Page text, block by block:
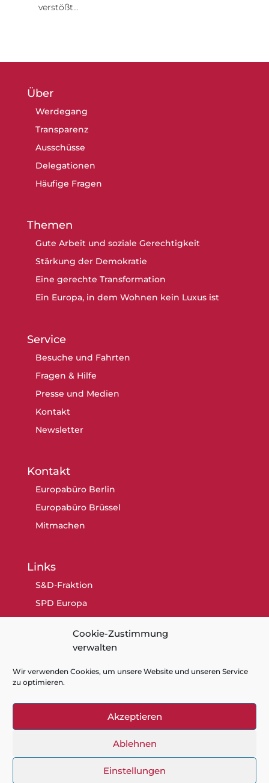
Cookie-Zustimmung
verwalten
Wir verwenden Cookies, um unsere Website und unseren Service
zu optimieren.
Akzeptieren
Ablehnen
Einstellungen
verstößt…
Über
Werdegang
Transparenz
Ausschüsse
Delegationen
Häufige Fragen
Themen
Gute Arbeit und soziale Gerechtigkeit
Stärkung der Demokratie
Eine gerechte Transformation
Ein Europa, in dem Wohnen kein Luxus ist
Service
Besuche und Fahrten
Fragen & Hilfe
Presse und Medien
Kontakt
Newsletter
Kontakt
Europabüro Berlin
Europabüro Brüssel
Mitmachen
Links
S&D-Fraktion
SPD Europa
Datenschutz
Cookie-Richtlinie (EU)